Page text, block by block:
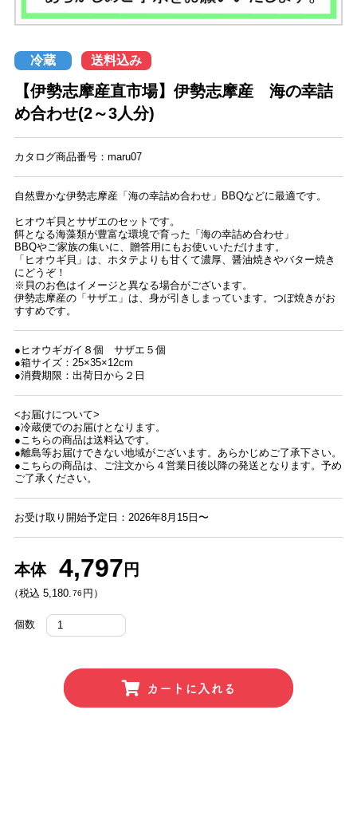
冷蔵 送料込み
【伊勢志摩産直市場】伊勢志摩産 海の幸詰
め合わせ(2～3人分)
カタログ商品番号：maru07
自然豊かな伊勢志摩産「海の幸詰め合わせ」BBQなどに最適です。
ヒオウギ貝とサザエのセットです。
餌となる海藻類が豊富な環境で育った「海の幸詰め合わせ」
BBQやご家族の集いに、贈答用にもお使いいただけます。
「ヒオウギ貝」は、ホタテよりも甘くて濃厚、醤油焼きやバター焼き
にどうぞ！
※貝のお色はイメージと異なる場合がございます。
伊勢志摩産の「サザエ」は、身が引きしまっています。つぼ焼きがお
すすめです。
●ヒオウギガイ８個 サザエ５個
●箱サイズ：25×35×12cm
●消費期限：出荷日から２日
<お届けについて>
●冷蔵便でのお届けとなります。
●こちらの商品は送料込です。
●離島等お届けできない地域がございます。あらかじめご了承下さい。
●こちらの商品は、ご注文から４営業日後以降の発送となります。予め
ご了承ください。
お受け取り開始予定日：2026年8月15日〜
本体 4,797 円
（税込 5,180. 76 円）
個数
カートに入れる